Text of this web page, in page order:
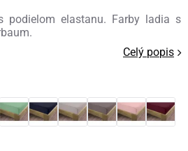
podielom elastanu. Farby ladia s
Celý popis